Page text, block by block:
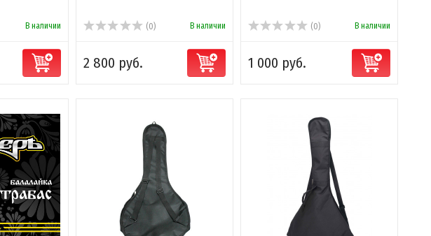
В наличии (0) В наличии
2 800 руб.
(0) В наличии
1 000 руб.